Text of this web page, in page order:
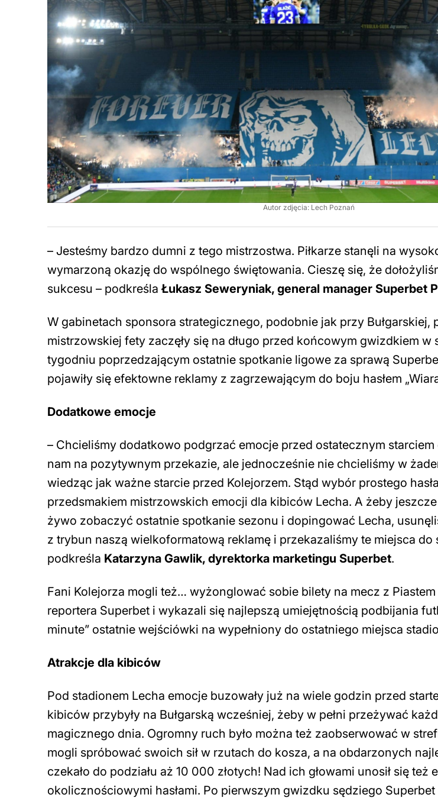
Autor zdjęcia: Lech Poznań
– Jesteśmy bardzo dumni z tego mistrzostwa. Piłkarze stanęli na
wymarzoną okazję do wspólnego świętowania. Cieszę się, że
sukcesu – podkreśla Łukasz Seweryniak, general manager Superbet
W gabinetach sponsora strategicznego, podobnie jak przy Bułgarskiej,
mistrzowskiej fety zaczęły się na długo przed końcowym gwizdkiem w
tygodniu poprzedzającym ostatnie spotkanie ligowe za sprawą
pojawiły się efektowne reklamy z zagrzewającym do boju hasłem
Dodatkowe emocje
– Chcieliśmy dodatkowo podgrzać emocje przed ostatecznym starciem
nam na pozytywnym przekazie, ale jednocześnie nie chcieliśmy w
wiedząc jak ważne starcie przed Kolejorzem. Stąd wybór prostego
przedsmakiem mistrzowskich emocji dla kibiców Lecha. A żeby
żywo zobaczyć ostatnie spotkanie sezonu i dopingować Lecha,
z trybun naszą wielkoformatową reklamę i przekazaliśmy te miejsca do
podkreśla Katarzyna Gawlik, dyrektorka marketingu Superbet.
Fani Kolejorza mogli też… wyżonglować sobie bilety na mecz z
reportera Superbet i wykazali się najlepszą umiejętnością podbijania
minute” ostatnie wejściówki na wypełniony do ostatniego miejsca
Atrakcje dla kibiców
Pod stadionem Lecha emocje buzowały już na wiele godzin przed
kibiców przybyły na Bułgarską wcześniej, żeby w pełni przeżywać
magicznego dnia. Ogromny ruch było można też zaobserwować w
mogli spróbować swoich sił w rzutach do kosza, a na obdarzonych
czekało do podziału aż 10 000 złotych! Nad ich głowami unosił się
okolicznościowymi hasłami. Po pierwszym gwizdku sędziego